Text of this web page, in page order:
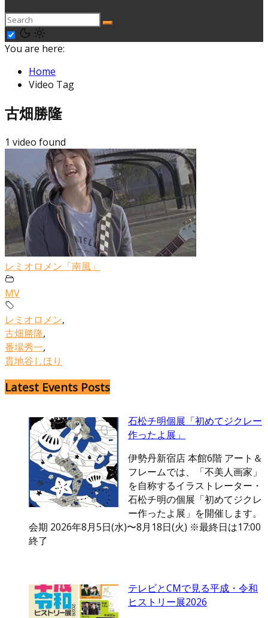
You are here:
Home
Video Tag
古畑勝隆
1 video found
レミオロメン「南風」
MV
レミオロメン,
古畑勝隆,
番場秀一,
貫地谷しほり
Latest Events Posts
石松チ明個展「初めてジクレー
作ったよ展」
伊勢丹新宿店 本館6階 アート＆
フレームでは、「不美人画家」
を自称するイラストレーター・
石松チ明の個展「初めてジクレ
ー作ったよ展」を開催します。
会期 2026年8月5日(水)〜8月18日(火) ※最終日は17:00
終了
テレビとCMで見る平成・令和
ヒストリー展2026